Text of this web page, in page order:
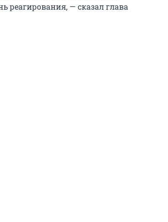
реагирования, — сказал глава